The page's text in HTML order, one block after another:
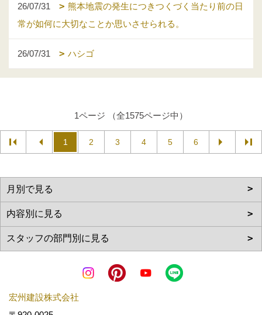
26/07/31
熊本地震の発生につきつくづく当たり前の日
常が如何に大切なことか思いさせられる。
26/07/31 ハシゴ
1ページ （全1575ページ中）
1 2 3 4 5 6
宏州建設株式会社